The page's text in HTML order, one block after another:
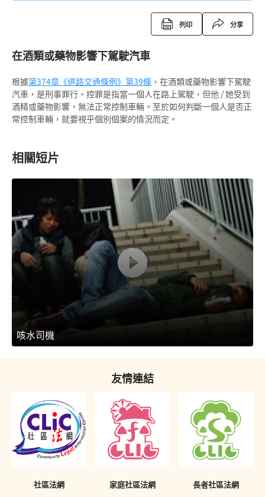
列印 分享
在酒類或藥物影響下駕駛汽車
根據第374章《道路交通條例》 第39條 ，在酒類或藥物影響下駕駛
汽車，是刑事罪行。控罪是指當一個人在路上駕駛，但他 / 她受到
酒精或藥物影響，無法正常控制車輛。至於如何判斷一個人是否正
常控制車輛，就要視乎個別個案的情況而定。
相關短片
咳水司機
友情連結
社區法網 家庭社區法網 長者社區法網